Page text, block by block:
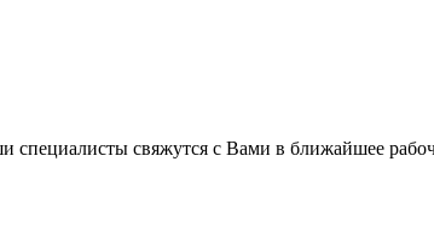
свяжутся с Вами в ближайшее